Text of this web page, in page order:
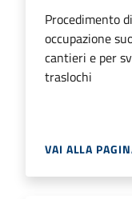
Procedimento
occupazione
cantieri e per
traslochi
VAI ALLA